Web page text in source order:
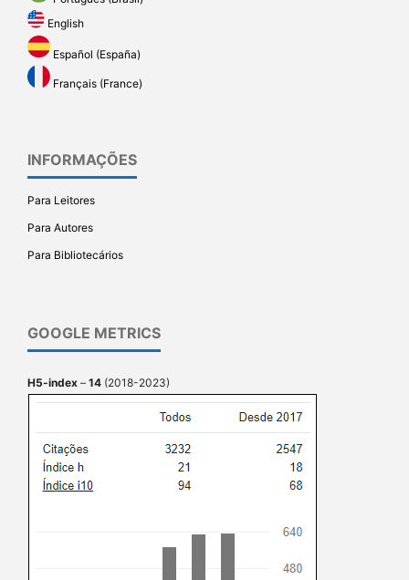
English
Español (España)
Français (France)
INFORMAÇÕES
Para Leitores
Para Autores
Para Bibliotecários
GOOGLE METRICS
H5-index – 14 (2018-2023)